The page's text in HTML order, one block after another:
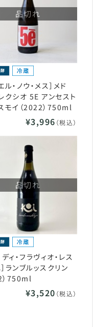
品切れ
ル・ノウ・メス］メド
クシオ 5E アンセスト
モイ（2022）750ml
¥3,996 （税込）
品切れ
ディ・フラヴィオ・レス
ランブルッスクリン
）750ml
¥3,520 （税込）